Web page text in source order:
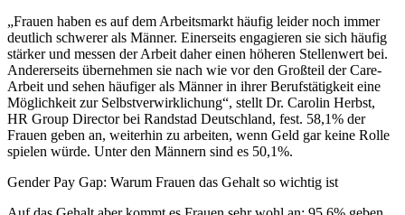
„Frauen haben es auf dem Arbeitsmarkt häufig leider noch immer
deutlich schwerer als Männer. Einerseits engagieren sie sich häufig
stärker und messen der Arbeit daher einen höheren Stellenwert bei.
Andererseits übernehmen sie nach wie vor den Großteil der Care-
Arbeit und sehen häufiger als Männer in ihrer Berufstätigkeit eine
Möglichkeit zur Selbstverwirklichung“, stellt Dr. Carolin Herbst,
HR Group Director bei Randstad Deutschland, fest. 58,1% der
Frauen geben an, weiterhin zu arbeiten, wenn Geld gar keine Rolle
spielen würde. Unter den Männern sind es 50,1%.
Gender Pay Gap: Warum Frauen das Gehalt so wichtig ist